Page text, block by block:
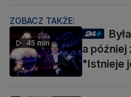
ZOBACZ TAKŻE:
45 min
a później
"Istnieje